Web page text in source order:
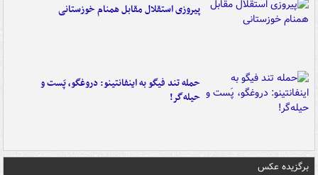
پیروزی استقلال مقابل همنام خوزستانی
حمله تند فیگو به اینفانتینو: دروغگو، پَست‌ و
حیله‌گر!
برگزیده عکس